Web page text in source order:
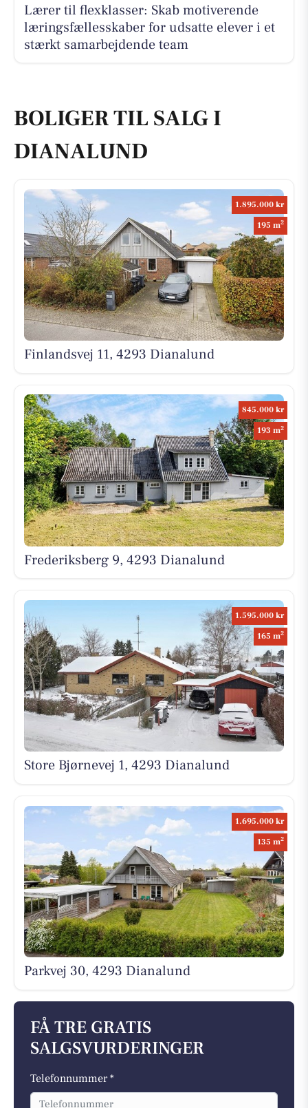
Lærer til flexklasser: Skab motiverende
læringsfællesskaber for udsatte elever i et
stærkt samarbejdende team
BOLIGER TIL SALG I
DIANALUND
1.895.000 kr
195 m2
Finlandsvej 11, 4293 Dianalund
845.000 kr
193 m2
Frederiksberg 9, 4293 Dianalund
1.595.000 kr
165 m2
Store Bjørnevej 1, 4293 Dianalund
1.695.000 kr
135 m2
Parkvej 30, 4293 Dianalund
FÅ TRE GRATIS
SALGSVURDERINGER
Telefonnummer *